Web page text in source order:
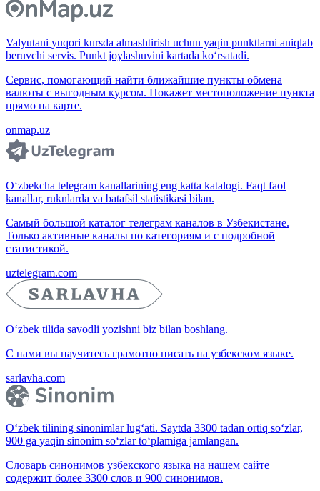
Valyutani yuqori kursda almashtirish uchun yaqin punktlarni aniqlab
beruvchi servis. Punkt joylashuvini kartada ko‘rsatadi.
Сервис, помогающий найти ближайшие пункты обмена
валюты с выгодным курсом. Покажет местоположение пункта
прямо на карте.
onmap.uz
O‘zbekcha telegram kanallarining eng katta katalogi. Faqt faol
kanallar, ruknlarda va batafsil statistikasi bilan.
Самый большой каталог телеграм каналов в Узбекистане.
Только активные каналы по категориям и с подробной
статистикой.
uztelegram.com
O‘zbek tilida savodli yozishni biz bilan boshlang.
С нами вы научитесь грамотно писать на узбекском языке.
sarlavha.com
O‘zbek tilining sinonimlar lug‘ati. Saytda 3300 tadan ortiq so‘zlar,
900 ga yaqin sinonim so‘zlar to‘plamiga jamlangan.
Словарь синонимов узбекского языка на нашем сайте
содержит более 3300 слов и 900 синонимов.